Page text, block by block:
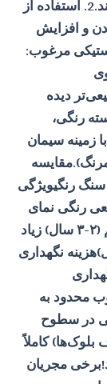
و افزایش
قالب‌های لاستیکی مرغوب:
دیده
رنگی،
زمینه سیمان
رنگیویژگی
رنگی نمای
سیمانی طرح سنگ و چوب رنگیثبات رنگ کم (۲-۳ سال) زیاد
است) خیلی زیاد (تا ۲۰ سال)هزینه نگهداری
محدود به
در سطوح
کاملاً
مجریان